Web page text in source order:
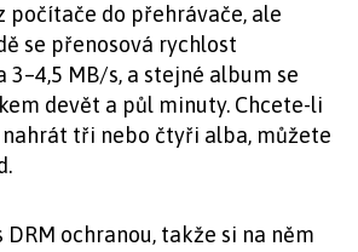
počítače do přehrávače, ale
se přenosová rychlost
3–4,5 MB/s, a stejné album se
devět a půl minuty. Chcete-li
tři nebo čtyři alba, můžete
DRM ochranou, takže si na něm